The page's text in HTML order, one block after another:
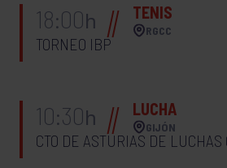
18:00h TENIS
RGCC
TORNEO IBP
10:30h LUCHA
GIJÓN
CTO DE ASTURIAS DE